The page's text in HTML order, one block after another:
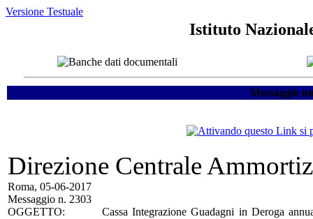
Versione Testuale
Istituto
Messaggio
Direzione Centrale
Roma, 05-06-2017
Messaggio n. 2303
OGGETTO:
Cassa Integrazione Guadagni in Deroga